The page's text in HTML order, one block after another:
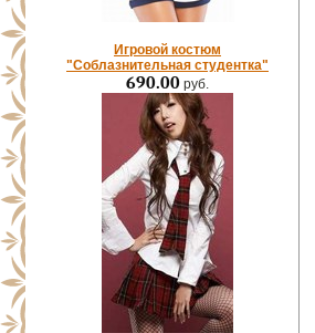
Игровой костюм
"Соблазнительная студентка"
690.00 руб.